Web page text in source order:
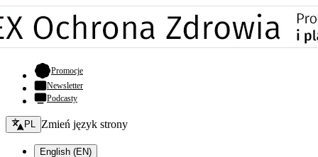
Promocje- otwiera się w nowej karcie
Newsletter
Podcasty
Zmień język - bieżący:
PL Zmień język strony
English (EN)